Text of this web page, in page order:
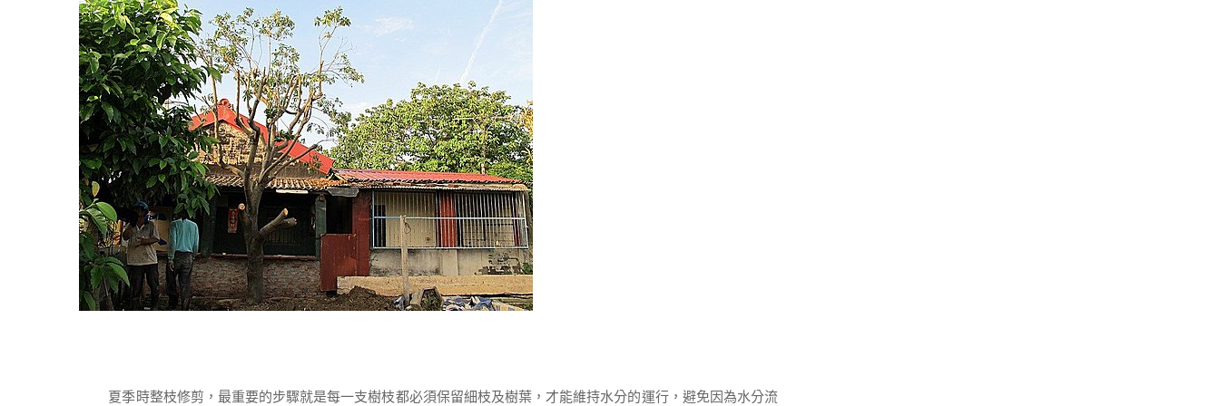
夏季時整枝修剪，最重要的步驟就是每一支樹枝都必須保留細枝及樹葉，才能維持水分的運行，避免因為水分流